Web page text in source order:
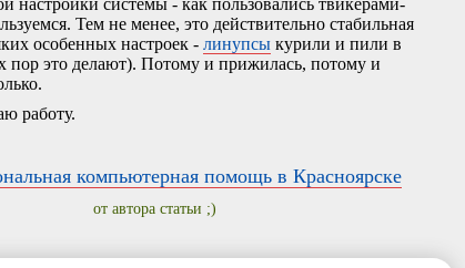
Тем не менее, это действительно стабильная
особенных настроек - линупсы курили и пили в
пор это делают). Потому и прижилась, потому и
работу.
компьютерная помощь в Красноярске
от автора статьи ;)